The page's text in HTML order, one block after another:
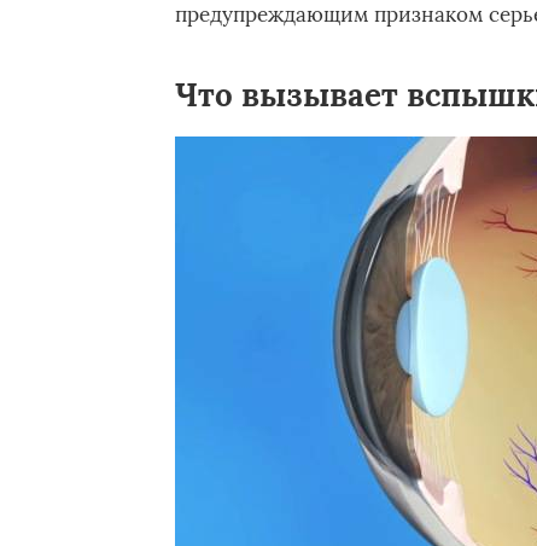
предупреждающим признаком
Что вызывает